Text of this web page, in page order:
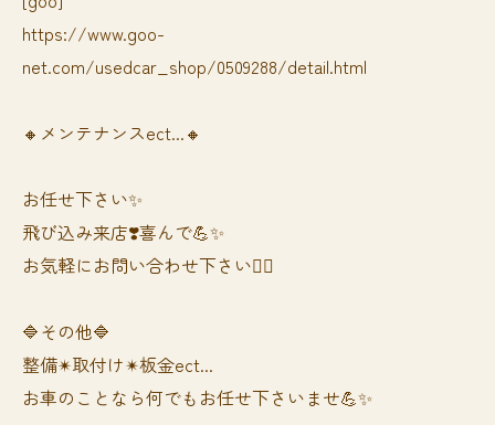
https://www.goo-
net.com/usedcar_shop/0509288/detail.html
🔸メンテナンスect...🔸
お任せ下さい✨
飛び込み来店❣️喜んで💪✨
お気軽にお問い合わせ下さい🙆‍♀️
🔷その他🔷
整備✴︎取付け✴︎板金ect...
お車のことなら何でもお任せ下さいませ💪✨